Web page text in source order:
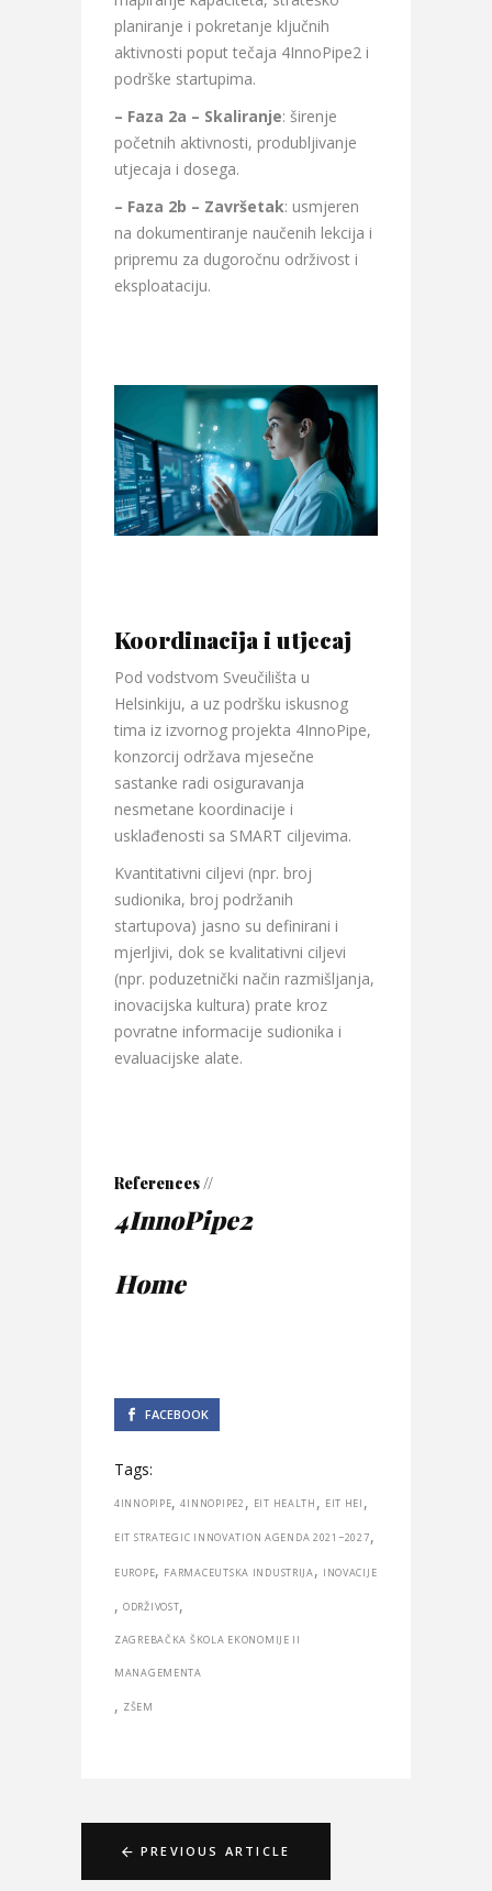
planiranje i pokretanje ključnih
aktivnosti poput tečaja 4InnoPipe2 i
podrške startupima.
– Faza 2a – Skaliranje: širenje
početnih aktivnosti, produbljivanje
utjecaja i dosega.
– Faza 2b – Završetak: usmjeren
na dokumentiranje naučenih lekcija i
pripremu za dugoročnu održivost i
eksploataciju.
Koordinacija i utjecaj
Pod vodstvom Sveučilišta u
Helsinkiju, a uz podršku iskusnog
tima iz izvornog projekta 4InnoPipe,
konzorcij održava mjesečne
sastanke radi osiguravanja
nesmetane koordinacije i
usklađenosti sa SMART ciljevima.
Kvantitativni ciljevi (npr. broj
sudionika, broj podržanih
startupova) jasno su definirani i
mjerljivi, dok se kvalitativni ciljevi
(npr. poduzetnički način razmišljanja,
inovacijska kultura) prate kroz
povratne informacije sudionika i
evaluacijske alate.
References //
4InnoPipe2
Home
FACEBOOK
Tags:
4INNOPIPE,4INNOPIPE2 , EIT HEALTH , EIT HEI ,
EIT STRATEGIC INNOVATION AGENDA 2021−2027,
EUROPE, FARMACEUTSKA INDUSTRIJA, INOVACIJE
, ODRŽIVOST,
ZAGREBAČKA ŠKOLA EKONOMIJE II
MANAGEMENTA
, ZŠEM
PREVIOUS ARTICLE